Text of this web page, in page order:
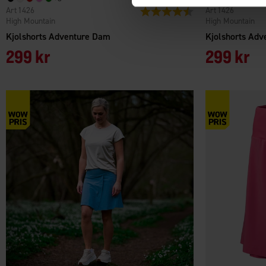
Kjolshorts Adventure Dam
High Mountain
1426
299 kr
Betyg: 4.7 utav 5 stjärnor
Kjolshorts
High Mountain
1426
299 kr